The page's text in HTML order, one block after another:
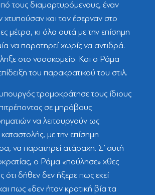
τους διαμαρτυρόμενους, έναν
χτυπούσαν και τον έσερναν στο
μέτρα, κι όλα αυτά με την επίσημη
να παρατηρεί χωρίς να αντιδρά.
στο νοσοκομείο. Και ο Ράμα
του παρακρατικού του στιλ.
τρομοκράτησε τους ίδιους
σε μπράβους
να λειτουργούν ως
καταστολής, με την επίσημη
να παρατηρεί ατάραχη. Σ’ αυτή
ο Ράμα «πούλησε» χθες
ότι δήθεν δεν ήξερε πως εκεί
πως «δεν ήταν κρατική βία τα